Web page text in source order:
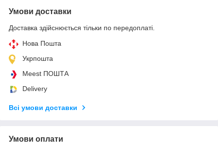
Умови доставки
Доставка здійснюється тільки по передоплаті.
Нова Пошта
Укрпошта
Meest ПОШТА
Delivery
Всі умови доставки
Умови оплати